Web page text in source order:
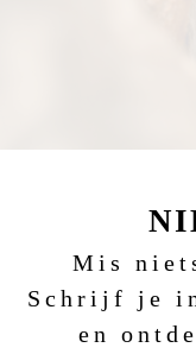
Mis
Schrijf je
en